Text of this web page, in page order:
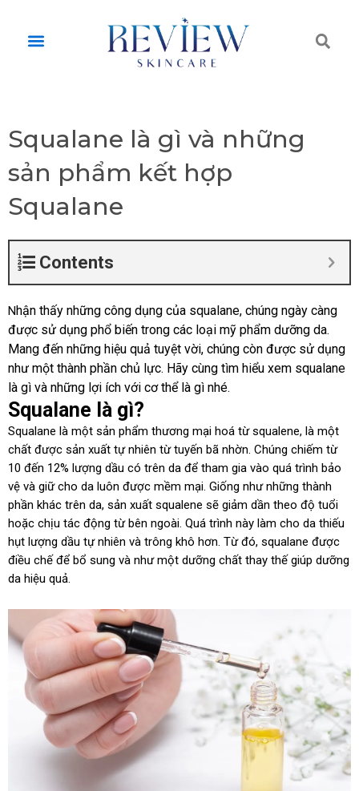
contentMenu
Squalane là gì và những
sản phẩm kết hợp
Squalane
Contents
Nhận thấy những công dụng của squalane, chúng ngày càng
được sử dụng phổ biến trong các loại mỹ phẩm dưỡng da.
Mang đến những hiệu quả tuyệt vời, chúng còn được sử dụng
như một thành phần chủ lực. Hãy cùng tìm hiểu xem squalane
là gì và những lợi ích với cơ thể là gì nhé.
Squalane là gì?
Squalane là một sản phẩm thương mại hoá từ squalene, là một
chất được sản xuất tự nhiên từ tuyến bã nhờn. Chúng chiếm từ
10 đến 12% lượng dầu có trên da để tham gia vào quá trình bảo
vệ và giữ cho da luôn được mềm mại. Giống như những thành
phần khác trên da, sản xuất squalene sẽ giảm dần theo độ tuổi
hoặc chịu tác động từ bên ngoài. Quá trình này làm cho da thiếu
hụt lượng dầu tự nhiên và trông khô hơn. Từ đó, squalane được
điều chế để bổ sung và như một dưỡng chất thay thế giúp dưỡng
da hiệu quả.